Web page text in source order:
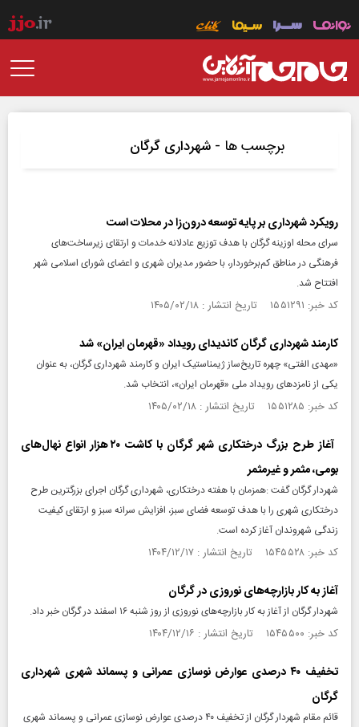
برچسب ها - شهرداری گرگان
رویکرد شهرداری بر پایه توسعه درون‌زا در محلات است
سرای محله اوزینه گرگان با هدف توزیع عادلانه خدمات و ارتقای زیرساخت‌های
فرهنگی در مناطق کم‌برخوردار، با حضور مدیران شهری و اعضای شورای اسلامی شهر
افتتاح شد.
کد خبر: ۱۵۵۱۲۹۱ تاریخ انتشار : ۱۴۰۵/۰۲/۱۸
کارمند شهرداری گرگان کاندیدای رویداد «قهرمان ایران» شد
«مهدی الفتی» چهره تاریخ‌ساز ژیمناستیک ایران و کارمند شهرداری گرگان، به عنوان
یکی از نامزدهای رویداد ملی «قهرمان ایران»، انتخاب شد.
کد خبر: ۱۵۵۱۲۸۵ تاریخ انتشار : ۱۴۰۵/۰۲/۱۸
آغاز طرح بزرگ درختكارى شهر گرگان با كاشت ۲۰ هزار انواع نهال‌های
بومی، مثمر و غیرمثمر
شهردار گرگان گفت :همزمان با هفته درختكارى، شهردارى گرگان اجراى بزرگترين طرح
درختكارى شهرى را با هدف توسعه فضاى سبز، افزايش سرانه سبز و ارتقاى كيفيت
زندگى شهروندان آغاز كرده است.
کد خبر: ۱۵۴۵۵۲۸ تاریخ انتشار : ۱۴۰۴/۱۲/۱۷
آغاز به کار بازارچه‌های نوروزی در گرگان
شهردار گرگان از آغاز به کار بازارچه‌های نوروزی از روز شنبه ۱۶ اسفند در گرگان خبر داد.
کد خبر: ۱۵۴۵۵۰۰ تاریخ انتشار : ۱۴۰۴/۱۲/۱۶
تخفیف ۴۰ درصدی عوارض نوسازی عمرانی و پسماند شهری شهرداری
گرگان
قائم مقام شهردار گرگان از تخفیف ۴۰ درصدی عوارض نوسازی عمرانی و پسماند شهری